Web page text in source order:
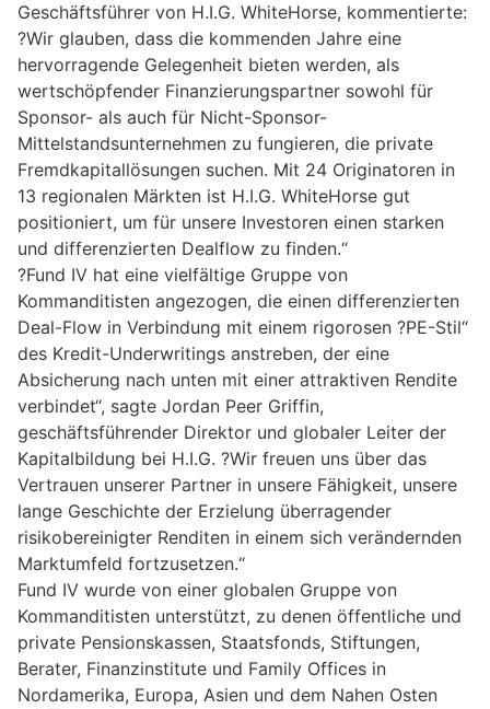
Geschäftsführer von H.I.G. WhiteHorse, kommentierte:
?Wir glauben, dass die kommenden Jahre eine
hervorragende Gelegenheit bieten werden, als
wertschöpfender Finanzierungspartner sowohl für
Sponsor- als auch für Nicht-Sponsor-
Mittelstandsunternehmen zu fungieren, die private
Fremdkapitallösungen suchen. Mit 24 Originatoren in
13 regionalen Märkten ist H.I.G. WhiteHorse gut
positioniert, um für unsere Investoren einen starken
und differenzierten Dealflow zu finden.“
?Fund IV hat eine vielfältige Gruppe von
Kommanditisten angezogen, die einen differenzierten
Deal-Flow in Verbindung mit einem rigorosen ?PE-Stil“
des Kredit-Underwritings anstreben, der eine
Absicherung nach unten mit einer attraktiven Rendite
verbindet“, sagte Jordan Peer Griffin,
geschäftsführender Direktor und globaler Leiter der
Kapitalbildung bei H.I.G. ?Wir freuen uns über das
Vertrauen unserer Partner in unsere Fähigkeit, unsere
lange Geschichte der Erzielung überragender
risikobereinigter Renditen in einem sich verändernden
Marktumfeld fortzusetzen.“
Fund IV wurde von einer globalen Gruppe von
Kommanditisten unterstützt, zu denen öffentliche und
private Pensionskassen, Staatsfonds, Stiftungen,
Berater, Finanzinstitute und Family Offices in
Nordamerika, Europa, Asien und dem Nahen Osten